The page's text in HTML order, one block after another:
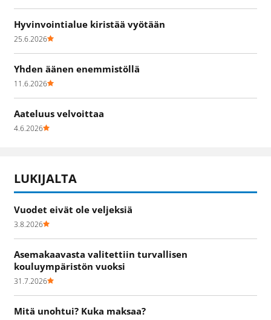
Hyvinvointialue kiristää vyötään
25.6.2026
Yhden äänen enemmistöllä
11.6.2026
Aateluus velvoittaa
4.6.2026
LUKIJALTA
Vuodet eivät ole veljeksiä
3.8.2026
Asemakaavasta valitettiin turvallisen
kouluympäristön vuoksi
31.7.2026
Mitä unohtui? Kuka maksaa?